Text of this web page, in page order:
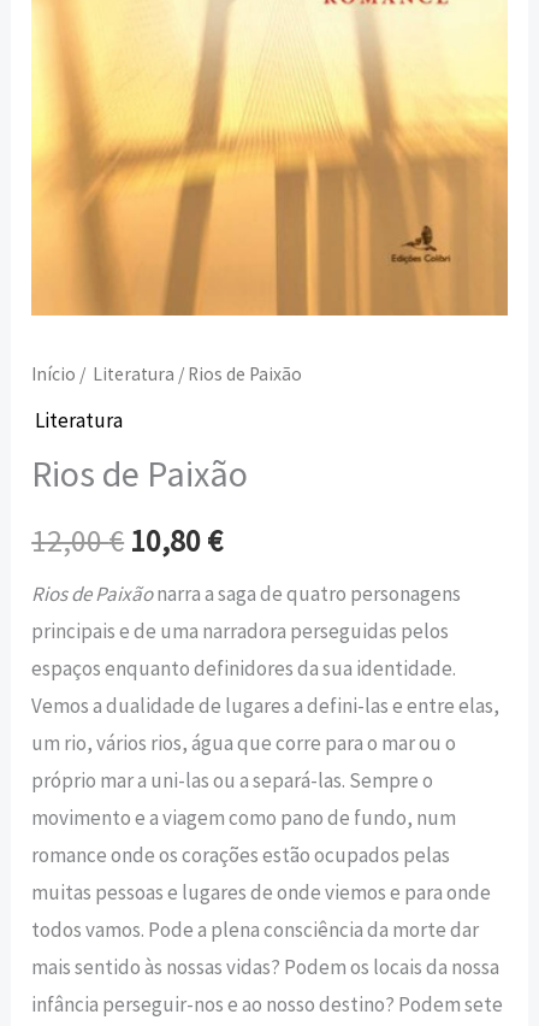
Início / Literatura / Rios de Paixão
Literatura
Rios de Paixão
12,00€ 10,80€
Rios de Paixãonarra a saga de quatro personagens
principais e de uma narradora perseguidas pelos
espaços enquanto definidores da sua identidade.
Vemos a dualidade de lugares a defini-las e entre elas,
um rio, vários rios, água que corre para o mar ou o
próprio mar a uni-las ou a separá-las. Sempre o
movimento e a viagem como pano de fundo, num
romance onde os corações estão ocupados pelas
muitas pessoas e lugares de onde viemos e para onde
todos vamos. Pode a plena consciência da morte dar
mais sentido às nossas vidas? Podem os locais da nossa
infância perseguir-nos e ao nosso destino? Podem sete